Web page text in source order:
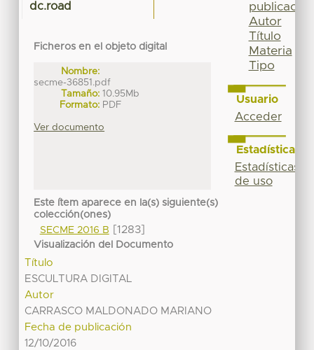
dc.road
Ficheros en el objeto digital
Nombre:
secme-36851.pdf
Tamaño: 10.95Mb
Formato: PDF
Ver documento
Este ítem aparece en la(s) siguiente(s)
colección(ones)
SECME 2016 B
[1283]
Visualización del Documento
Título
ESCULTURA DIGITAL
Autor
CARRASCO MALDONADO MARIANO
Fecha de publicación
12/10/2016
publicación
Autor
Título
Materia
Tipo
Usuario
Acceder
Estadísticas
Estadísticas
de uso